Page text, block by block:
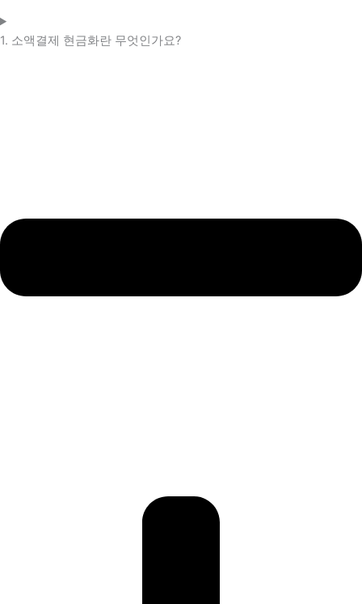
1. 소액결제 현금화란 무엇인가요?